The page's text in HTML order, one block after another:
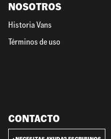
NOSOTROS
Historia Vans
Términos de uso
CONTACTO